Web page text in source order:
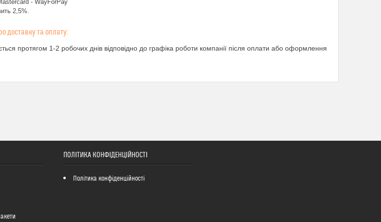
- WayForPay
2,5%.
протягом 1-2 робочих днів відповідно до графіка роботи компанії після оплати або оформлення
ПОЛІТИКА КОНФІДЕНЦІЙНОСТІ
Політика конфіденційності